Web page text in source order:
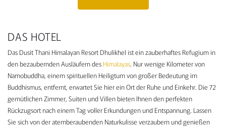
DAS HOTEL
Das Dusit Thani Himalayan Resort Dhulikhel ist ein zauberhaftes Refugium in
den bezaubernden Ausläufern des Himalayas. Nur wenige Kilometer von
Namobuddha, einem spirituellen Heiligtum von großer Bedeutung im
Buddhismus, entfernt, erwartet Sie hier ein Ort der Ruhe und Einkehr. Die 72
gemütlichen Zimmer, Suiten und Villen bieten Ihnen den perfekten
Rückzugsort nach einem Tag voller Erkundungen und Entspannung. Lassen
Sie sich von der atemberaubenden Naturkulisse verzaubern und genießen